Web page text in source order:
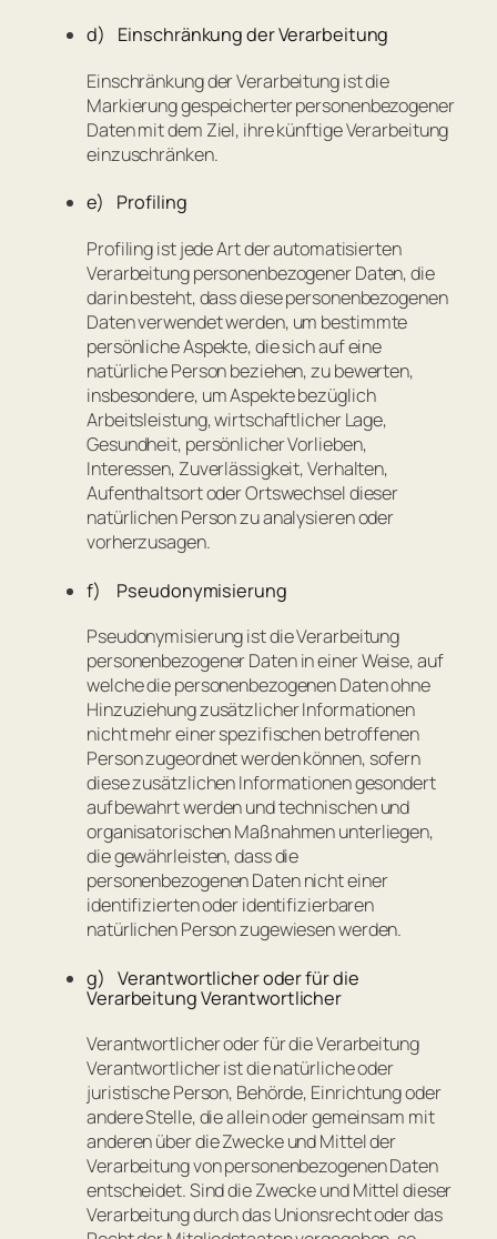
d) Einschränkung der Verarbeitung
Einschränkung der Verarbeitung ist die
Markierung gespeicherter personenbezogener
Daten mit dem Ziel, ihre künftige Verarbeitung
einzuschränken.
e) Profiling
Profiling ist jede Art der automatisierten
Verarbeitung personenbezogener Daten, die
darin besteht, dass diese personenbezogenen
Daten verwendet werden, um bestimmte
persönliche Aspekte, die sich auf eine
natürliche Person beziehen, zu bewerten,
insbesondere, um Aspekte bezüglich
Arbeitsleistung, wirtschaftlicher Lage,
Gesundheit, persönlicher Vorlieben,
Interessen, Zuverlässigkeit, Verhalten,
Aufenthaltsort oder Ortswechsel dieser
natürlichen Person zu analysieren oder
vorherzusagen.
f) Pseudonymisierung
Pseudonymisierung ist die Verarbeitung
personenbezogener Daten in einer Weise, auf
welche die personenbezogenen Daten ohne
Hinzuziehung zusätzlicher Informationen
nicht mehr einer spezifischen betroffenen
Person zugeordnet werden können, sofern
diese zusätzlichen Informationen gesondert
aufbewahrt werden und technischen und
organisatorischen Maßnahmen unterliegen,
die gewährleisten, dass die
personenbezogenen Daten nicht einer
identifizierten oder identifizierbaren
natürlichen Person zugewiesen werden.
g) Verantwortlicher oder für die
Verarbeitung Verantwortlicher
Verantwortlicher oder für die Verarbeitung
Verantwortlicher ist die natürliche oder
juristische Person, Behörde, Einrichtung oder
andere Stelle, die allein oder gemeinsam mit
anderen über die Zwecke und Mittel der
Verarbeitung von personenbezogenen Daten
entscheidet. Sind die Zwecke und Mittel dieser
Verarbeitung durch das Unionsrecht oder das